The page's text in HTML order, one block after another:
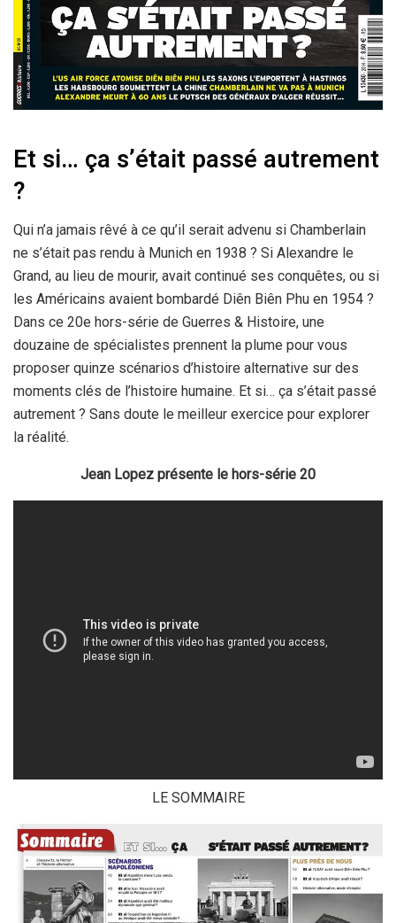
Et si… ça s’était passé autrement
?
Qui n’a jamais rêvé à ce qu’il serait advenu si Chamberlain
ne s’était pas rendu à Munich en 1938 ? Si Alexandre le
Grand, au lieu de mourir, avait continué ses conquêtes, ou si
les Américains avaient bombardé Diên Biên Phu en 1954 ?
Dans ce 20e hors-série de Guerres & Histoire, une
douzaine de spécialistes prennent la plume pour vous
proposer quinze scénarios d’histoire alternative sur des
moments clés de l’histoire humaine. Et si… ça s’était passé
autrement ? Sans doute le meilleur exercice pour explorer
la réalité.
Jean Lopez présente le hors-série 20
LE SOMMAIRE